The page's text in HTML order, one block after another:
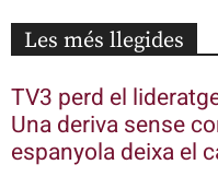
Les més llegides
TV3 perd el
Una deriva sense
espanyola deixa el